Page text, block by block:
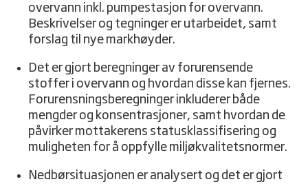
overvann inkl. pumpestasjon for overvann.
Beskrivelser og tegninger er utarbeidet, samt
forslag til nye markhøyder.
Det er gjort beregninger av forurensende
stoffer i overvann og hvordan disse kan fjernes.
Forurensningsberegninger inkluderer både
mengder og konsentrasjoner, samt hvordan de
påvirker mottakerens statusklassifisering og
muligheten for å oppfylle miljøkvalitetsnormer.
Nedbørsituasjonen er analysert og det er gjort